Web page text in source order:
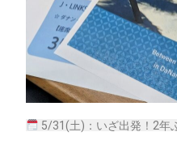
5/31(土)：いざ出発！2年